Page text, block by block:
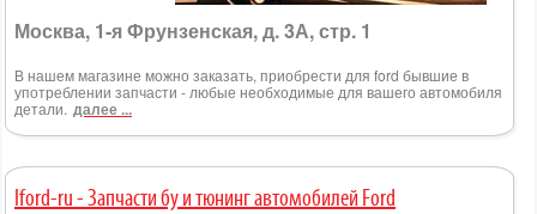
Москва, 1-я Фрунзенская, д. 3А, стр. 1
В нашем магазине можно заказать, приобрести для ford бывшие в
употреблении запчасти - любые необходимые для вашего автомобиля
детали. далее ...
Iford-ru - Запчасти бу и тюнинг автомобилей Ford